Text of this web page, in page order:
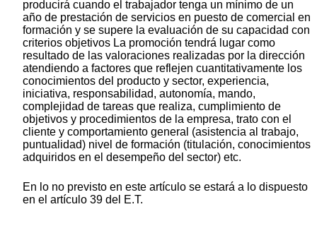
producirá cuando el trabajador tenga un mínimo de un
año de prestación de servicios en puesto de comercial en
formación y se supere la evaluación de su capacidad con
criterios objetivos La promoción tendrá lugar como
resultado de las valoraciones realizadas por la dirección
atendiendo a factores que reflejen cuantitativamente los
conocimientos del producto y sector, experiencia,
iniciativa, responsabilidad, autonomía, mando,
complejidad de tareas que realiza, cumplimiento de
objetivos y procedimientos de la empresa, trato con el
cliente y comportamiento general (asistencia al trabajo,
puntualidad) nivel de formación (titulación, conocimientos
adquiridos en el desempeño del sector) etc.
En lo no previsto en este artículo se estará a lo dispuesto
en el artículo 39 del E.T.